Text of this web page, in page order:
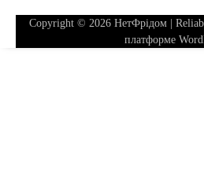
Copyright © 2026 НетФрідом|
платформе